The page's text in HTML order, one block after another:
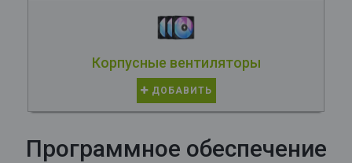
Корпусные вентиляторы
ДОБАВИТЬ
Программное обеспечение